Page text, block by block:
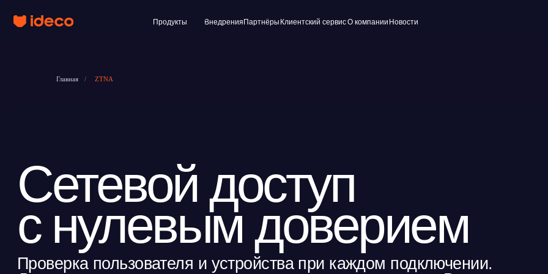
Продукты Внедрения Партнёры Клиентский сервисО компанииНовости
Главная / ZTNA
Проверка пользователя и устройства при каждом подключении.
Доступ к конкретным приложениям, а не к сети целиком. Встроен
в Ideco NGFW Novum без отдельных шлюзов и облачных
Сетевой доступ
с нулевым доверием